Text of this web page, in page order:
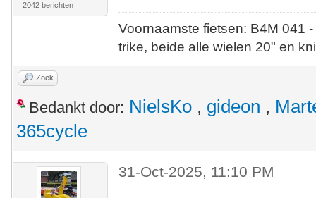
2042 berichten
Voornaamste fietsen: B4M
trike, beide alle wielen 20" en
Zoek
Bedankt door: NielsKo , gideon ,
365cycle
31-Oct-2025, 11:10 PM